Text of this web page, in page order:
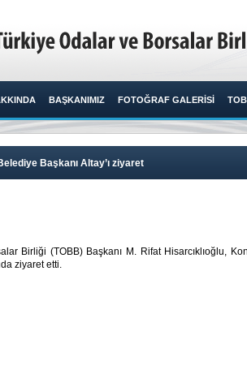
BAŞKANIMIZ FOTOĞRAF GALERİSİ
Başkanı Altay’ı ziyaret
Birliği (TOBB) Başkanı M. Rifat Hisarcıklıoğlu,
ziyaret etti.